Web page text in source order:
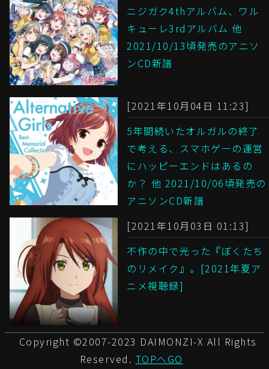
ニジガク4thアルバム、ワル
キューレ3rdアルバム 他
2021/10/13頃発売のアニソ
ンCD新譜
[2021年10月04日 11:23]
5年間続いたオルガルの終了
で考える、スマホゲーの運営
にハッピーエンドはあるの
か？ 他 2021/10/06頃発売の
アニソンCD新譜
[2021年10月03日 01:13]
不作の中で光った『ぼくたち
のリメイク』。[2021年夏ア
ニメ視聴録]
Copyright ©2007-2023 DAIMONZI-X All Rights
Reserved. TOPへGO